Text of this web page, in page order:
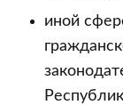
иной